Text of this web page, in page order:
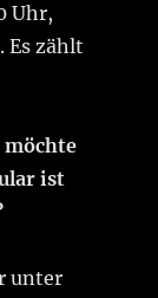
Uhr,
Es zählt
ist
unter